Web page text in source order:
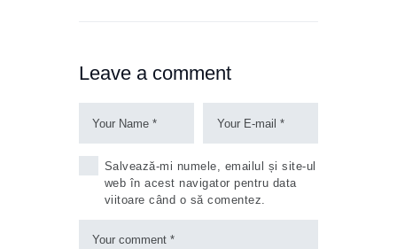
Leave a comment
Salvează-mi numele, emailul și site-ul
web în acest navigator pentru data
viitoare când o să comentez.